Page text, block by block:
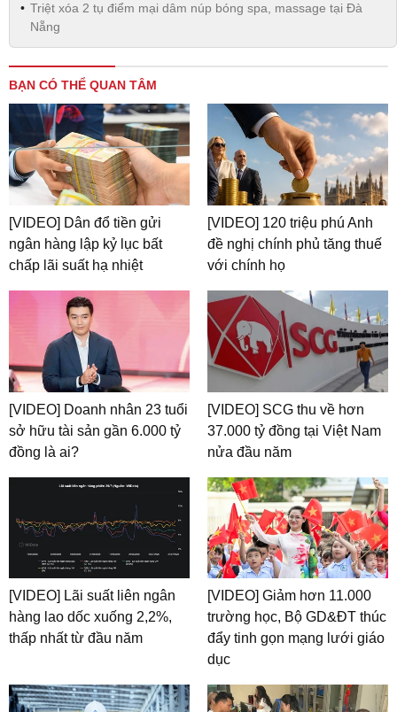
Triệt xóa 2 tụ điểm mại dâm núp bóng spa, massage tại Đà
Nẵng
BẠN CÓ THỂ QUAN TÂM
[VIDEO] Dân đổ tiền gửi
ngân hàng lập kỷ lục bất
chấp lãi suất hạ nhiệt
[VIDEO] 120 triệu phú Anh
đề nghị chính phủ tăng thuế
với chính họ
[VIDEO] Doanh nhân 23 tuổi
sở hữu tài sản gần 6.000 tỷ
đồng là ai?
[VIDEO] SCG thu về hơn
37.000 tỷ đồng tại Việt Nam
nửa đầu năm
[VIDEO] Lãi suất liên ngân
hàng lao dốc xuống 2,2%,
thấp nhất từ đầu năm
[VIDEO] Giảm hơn 11.000
trường học, Bộ GD&ĐT thúc
đẩy tinh gọn mạng lưới giáo
dục